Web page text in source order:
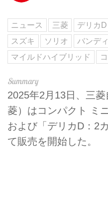
ニュース 三菱 デリカ
スズキ
ソリオ
バンデ
マイルドハイブリッド
2025年2月13日、三
菱）はコンパクト ミ
および「デリカD：2
て販売を開始した。